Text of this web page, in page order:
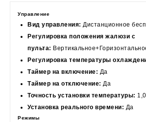
Управление
Вид управления: Дистанционное
Регулировка положения жалюзи с
пульта:
Регулировка температуры
Таймер на включение: Да
Таймер на отключение: Да
Точность установки температуры:
Установка реального времени: Да
Режимы